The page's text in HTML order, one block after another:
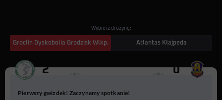
Wybierz drużynę:
Groclin Dyskobolia Grodzisk Wlkp. Atlantas Kłajpeda
2 0
G. Rasiak
Pierwszy gwizdek! Zaczynamy spotkanie!